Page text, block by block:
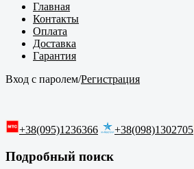
Главная
Контакты
Оплата
Доставка
Гарантия
Вход с паролем/Регистрация
+38(095)1236366 +38(098)1302705
Подробный поиск